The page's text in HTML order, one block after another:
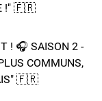
!"​ 🇫🇷​
! 🎧 SAISON 2 -
COMMUNS,
🇫🇷​